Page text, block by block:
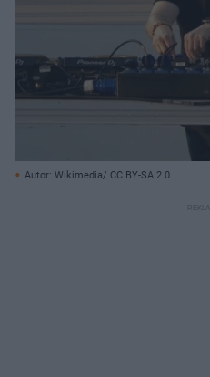
Autor: Wikimedia/ CC BY-SA 2.0